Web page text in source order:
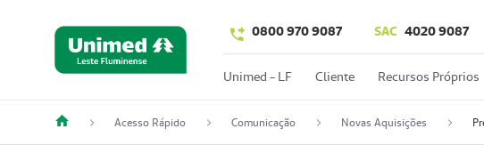
0800 970 9087 SAC 4020 9087
Unimed - LF Cliente Recursos Próprios
Acesso Rápido Comunicação Novas Aquisições